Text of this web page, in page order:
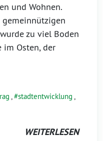
und Wohnen.
gemeinnützigen
zu viel Boden
Osten, der
, stadtentwicklung ,
WEITERLESEN